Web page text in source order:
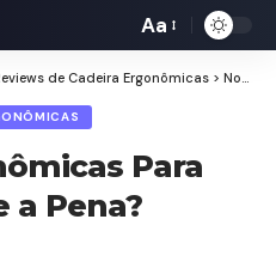
de
Aa
de Cadeira Ergonômicas > Notícias Cadeiras Gamer Ergonômicas
Para
a Pena?